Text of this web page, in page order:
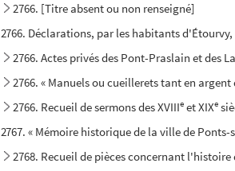
2766. [Titre absent ou non renseigné]
2766. Déclarations, par les habitants
2766. Actes privés des Pont-Praslain et des
2766. « Manuels ou cueillerets tant en
2766. Recueil de sermons des XVIIIe et XIXe
2767. « Mémoire historique de la ville de
2768. Recueil de pièces concernant l'histoire